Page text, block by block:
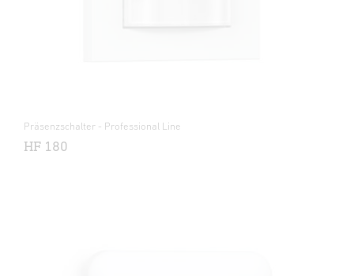
Präsenzschalter - Professional Line
HF 180